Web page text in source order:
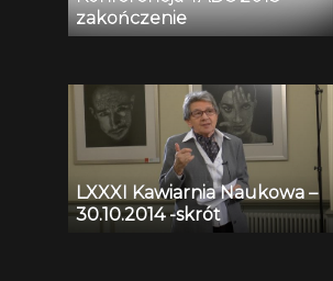
zakończenie
LXXXI Kawiarnia Naukowa –
30.10.2014 -skrót